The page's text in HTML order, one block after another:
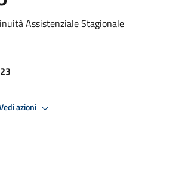
Assistenziale Stagionale
azioni